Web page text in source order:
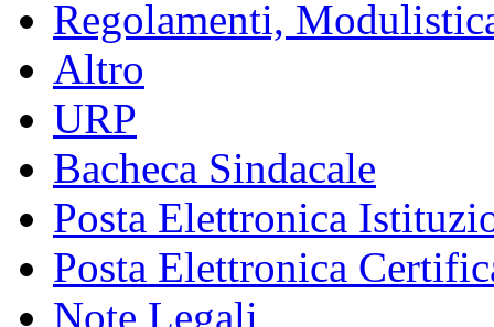
Regolamenti,
Altro
URP
Bacheca Sindacale
Posta Elettronica
Posta Elettronica
Note Legali